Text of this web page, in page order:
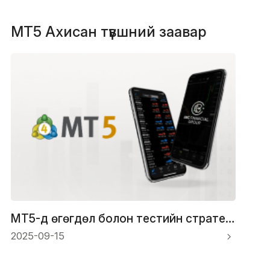
MT5 Ахисан түвшний заавар
MT5-д өгөгдөл болон тестийн стратегийг хэрхэн татаж авах вэ
2025-09-15